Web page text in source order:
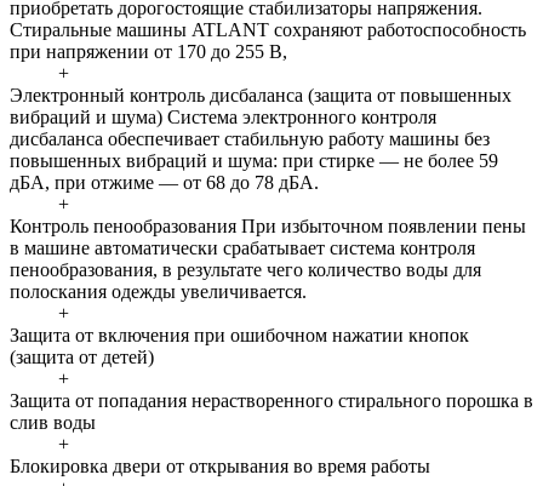
приобретать дорогостоящие стабилизаторы напряжения.
Стиральные машины ATLANT сохраняют работоспособность
при напряжении от 170 до 255 В,
+
Электронный контроль дисбаланса (защита от повышенных
вибраций и шума) Система электронного контроля
дисбаланса обеспечивает стабильную работу машины без
повышенных вибраций и шума: при стирке — не более 59
дБА, при отжиме — от 68 до 78 дБА.
+
Контроль пенообразования При избыточном появлении пены
в машине автоматически срабатывает система контроля
пенообразования, в результате чего количество воды для
полоскания одежды увеличивается.
+
Защита от включения при ошибочном нажатии кнопок
(защита от детей)
+
Защита от попадания нерастворенного стирального порошка в
слив воды
+
Блокировка двери от открывания во время работы